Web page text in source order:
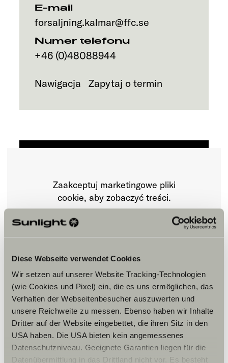
Diese Webseite verwendet Cookies
Wir setzen auf unserer Website Tracking-Technologien
(wie Cookies und Pixel) ein, die es uns ermöglichen, das
Verhalten der Webseitenbesucher auszuwerten und
unsere Reichweite zu messen. Ebenso haben wir Inhalte
Dritter auf der Website eingebettet, die ihren Sitz in den
USA haben. Die USA bieten kein angemessenes
Datenschutzniveau. Geeignete Garantien liegen für die
Datenübermittlung in das Drittland nicht vor. Es besteht
E-mail
forsaljning.kalmar@ffc.se
Numer telefonu
+46 (0)48088944
Nawigacja Zapytaj o termin
Godziny otwarcia
Er försäljnings öppettider
Försäljning
Zaakceptuj marketingowe pliki
cookie, aby zobaczyć treści.
Ustawienia plików cookie